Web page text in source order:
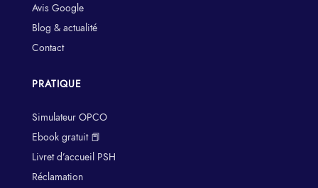
Avis Google
Blog & actualité
Contact
PRATIQUE
Simulateur OPCO
Ebook gratuit 📕
Livret d’accueil PSH
Réclamation